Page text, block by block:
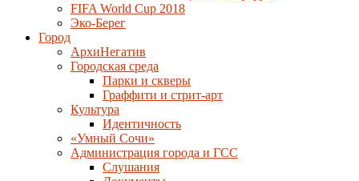
FIFA World Cup 2018
Эко-Берег
Город
АрхиНегатив
Городская среда
Парки и скверы
Граффити и стрит-арт
Культура
Идентичность
«Умный Сочи»
Администрация города и ГСС
Слушания